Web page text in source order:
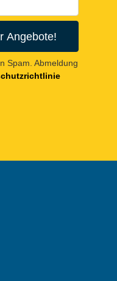
Angebote!
Spam. Abmeldung